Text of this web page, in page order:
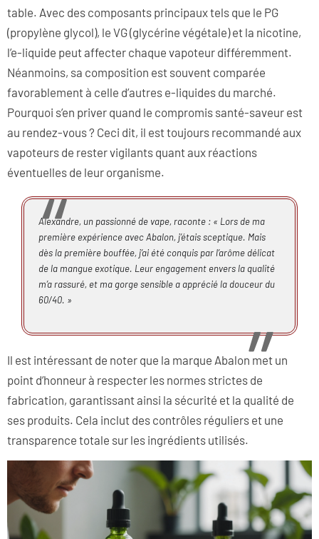
table. Avec des composants principaux tels que le PG
(propylène glycol), le VG (glycérine végétale) et la nicotine,
l’e-liquide peut affecter chaque vapoteur différemment.
Néanmoins, sa composition est souvent comparée
favorablement à celle d’autres e-liquides du marché.
Pourquoi s’en priver quand le compromis santé-saveur est
au rendez-vous ? Ceci dit, il est toujours recommandé aux
vapoteurs de rester vigilants quant aux réactions
éventuelles de leur organisme.
Alexandre, un passionné de vape, raconte : « Lors de ma
première expérience avec Abalon, j’étais sceptique. Mais
dès la première bouffée, j’ai été conquis par l’arôme délicat
de la mangue exotique. Leur engagement envers la qualité
m’a rassuré, et ma gorge sensible a apprécié la douceur du
60/40. »
Il est intéressant de noter que la marque Abalon met un
point d’honneur à respecter les normes strictes de
fabrication, garantissant ainsi la sécurité et la qualité de
ses produits. Cela inclut des contrôles réguliers et une
transparence totale sur les ingrédients utilisés.